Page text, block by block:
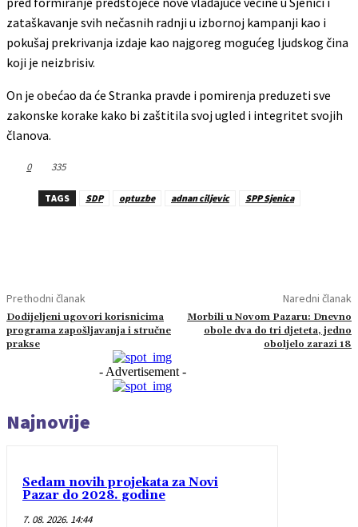
zataškavanje svih nečasnih radnji u izbornoj kampanji kao i
pokušaj prekrivanja izdaje kao najgoreg mogućeg ljudskog čina
koji je neizbrisiv.
On je obećao da će Stranka pravde i pomirenja preduzeti sve
zakonske korake kako bi zaštitila svoj ugled i integritet svojih
članova.
0 335
TAGS SDP optuzbe adnan ciljevic SPP Sjenica
Prethodni članak
Dodijeljeni ugovori korisnicima
programa zapošljavanja i stručne
prakse
Naredni članak
Morbili u Novom Pazaru: Dnevno
obole dva do tri djeteta, jedno
oboljelo zarazi 18
- Advertisement -
Najnovije
Sedam novih projekata za Novi
Pazar do 2028. godine
7. 08. 2026. 14:44